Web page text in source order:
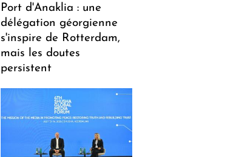
Port d'Anaklia : une
délégation géorgienne
s'inspire de Rotterdam,
mais les doutes
persistent